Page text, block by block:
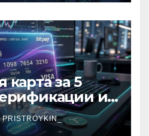
карта за 5
и
в
PRISTROYKIN_